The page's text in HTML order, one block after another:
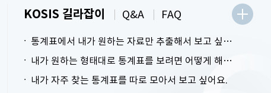
KOSIS 길라잡이
통계표에서 내가 원하는 자료만 추출해서 보고 싶어요.
내가 원하는 형태대로 통계표를 보려면 어떻게 해야 하나요?
내가 자주 찾는 통계표를 따로 모아서 보고 싶어요.
Q&A FAQ